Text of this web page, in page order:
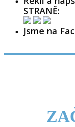
STRANĚ:
Jsme na